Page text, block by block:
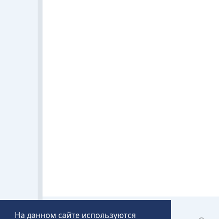
На данном сайте используются